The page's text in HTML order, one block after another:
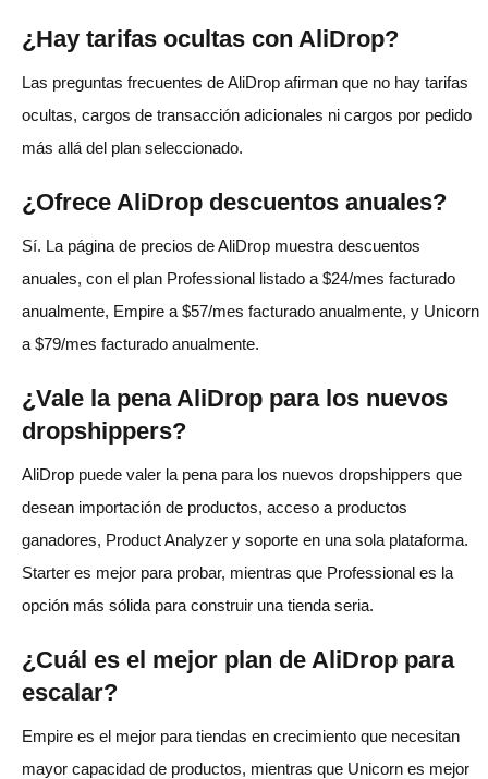
¿Hay tarifas ocultas con AliDrop?
Las preguntas frecuentes de AliDrop afirman que no hay tarifas
ocultas, cargos de transacción adicionales ni cargos por pedido
más allá del plan seleccionado.
¿Ofrece AliDrop descuentos anuales?
Sí. La página de precios de AliDrop muestra descuentos
anuales, con el plan Professional listado a $24/mes facturado
anualmente, Empire a $57/mes facturado anualmente, y Unicorn
a $79/mes facturado anualmente.
¿Vale la pena AliDrop para los nuevos
dropshippers?
AliDrop puede valer la pena para los nuevos dropshippers que
desean importación de productos, acceso a productos
ganadores, Product Analyzer y soporte en una sola plataforma.
Starter es mejor para probar, mientras que Professional es la
opción más sólida para construir una tienda seria.
¿Cuál es el mejor plan de AliDrop para
escalar?
Empire es el mejor para tiendas en crecimiento que necesitan
mayor capacidad de productos, mientras que Unicorn es mejor